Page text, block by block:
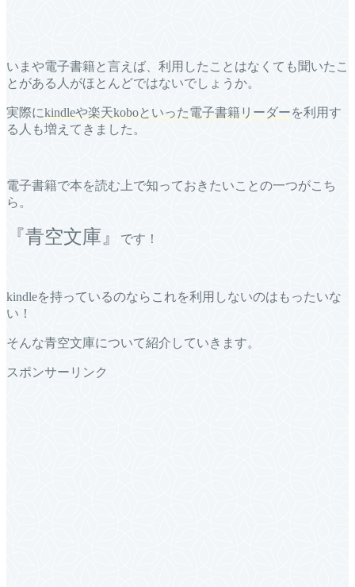
いまや電子書籍と言えば、利用したことはなくても聞いたこ
とがある人がほとんどではないでしょうか。
実際にkindleや楽天koboといった電子書籍リーダーを利用す
る人も増えてきました。
電子書籍で本を読む上で知っておきたいことの一つがこち
ら。
『青空文庫』 です！
kindleを持っているのならこれを利用しないのはもったいな
い！
そんな青空文庫について紹介していきます。
スポンサーリンク